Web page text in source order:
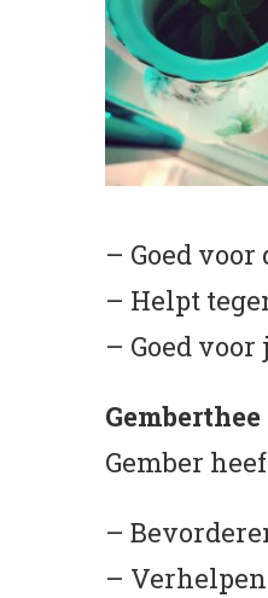
– Goed
– Helpt
– Goed
Gemberthee
Gember
–
–